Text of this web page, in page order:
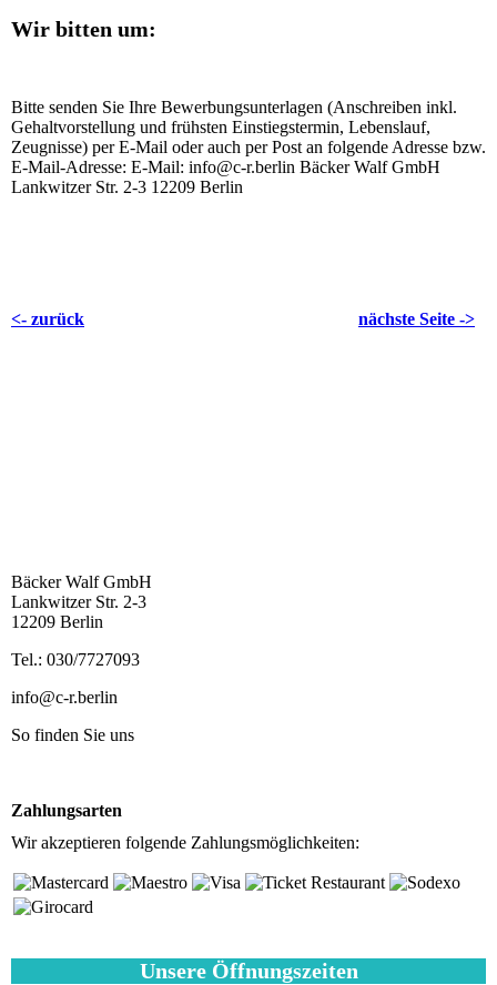
Wir bitten um:
Bitte senden Sie Ihre Bewerbungsunterlagen (Anschreiben inkl.
Gehaltvorstellung und frühsten Einstiegstermin, Lebenslauf,
Zeugnisse) per E-Mail oder auch per Post an folgende Adresse bzw.
E-Mail-Adresse: E-Mail: info@c-r.berlin Bäcker Walf GmbH
Lankwitzer Str. 2-3 12209 Berlin
<- zurück nächste Seite ->
Bäcker Walf GmbH
Lankwitzer Str. 2-3
12209 Berlin
Tel.: 030/7727093
info@c-r.berlin
So finden Sie uns
Zahlungsarten
Wir akzeptieren folgende Zahlungsmöglichkeiten:
Unsere Öffnungszeiten